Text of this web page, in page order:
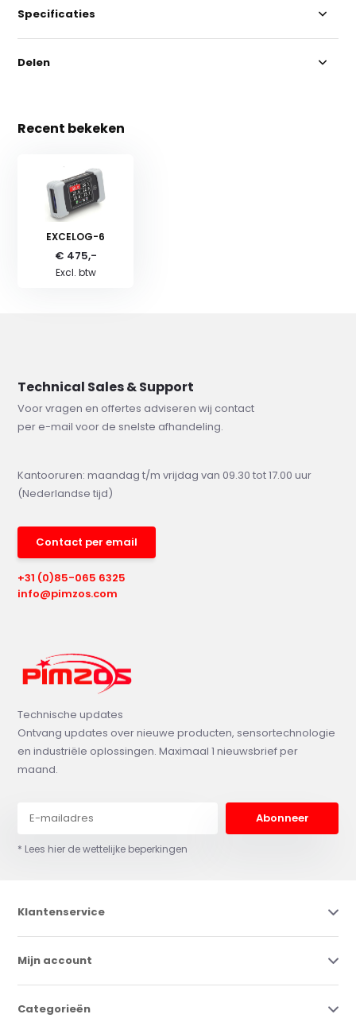
Specificaties
Delen
Recent bekeken
EXCELOG-6
€ 475,-
Excl. btw
Technical Sales & Support
Voor vragen en offertes adviseren wij contact
per e-mail voor de snelste afhandeling.
Kantooruren: maandag t/m vrijdag van 09.30 tot 17.00 uur
(Nederlandse tijd)
Contact per email
+31 (0)85-065 6325
info@pimzos.com
Technische updates
Ontvang updates over nieuwe producten, sensortechnologie
en industriële oplossingen. Maximaal 1 nieuwsbrief per
maand.
Abonneer
* Lees hier de wettelijke beperkingen
Klantenservice
Mijn account
Categorieën